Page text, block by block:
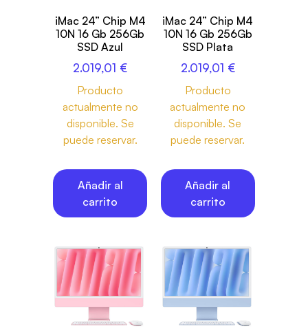
iMac 24” Chip M4
10N 16 Gb 256Gb
SSD Azul
2.019,01 €
Producto
actualmente no
disponible. Se
puede reservar.
Añadir al
carrito
iMac 24” Chip M4
10N 16 Gb 256Gb
SSD Plata
2.019,01 €
Producto
actualmente no
disponible. Se
puede reservar.
Añadir al
carrito